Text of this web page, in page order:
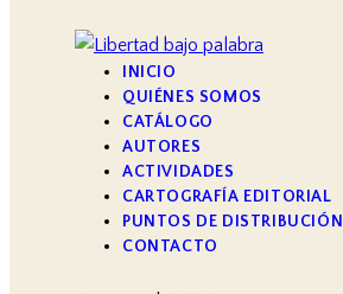
INICIO
QUIÉNES SOMOS
CATÁLOGO
AUTORES
ACTIVIDADES
CARTOGRAFÍA EDITORIAL
PUNTOS DE DISTRIBUCIÓN
CONTACTO